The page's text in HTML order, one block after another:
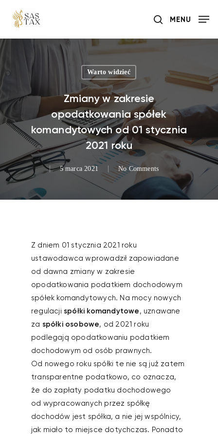
content
search
MENU
Warto widzieć
Zmiany w zakresie
opodatkowania spółek
komandytowych od 01 stycznia
2021 roku
5 marca 2021 No Comments
Z dniem 01 stycznia 2021 roku
ustawodawca wprowadził zapowiadane
od dawna zmiany w zakresie
opodatkowania podatkiem dochodowym
spółek komandytowych. Na mocy nowych
regulacji spółki komandytowe, uznawane
za spółki osobowe, od 2021 roku
podlegają opodatkowaniu podatkiem
dochodowym od osób prawnych.
Od nowego roku spółki te nie są już zatem
transparentne podatkowo, co oznacza,
że do zapłaty podatku dochodowego
od wypracowanych przez spółkę
dochodów jest spółka, a nie jej wspólnicy,
jak miało to miejsce dotychczas. Ponadto